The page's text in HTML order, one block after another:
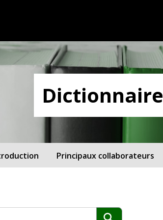
Dictionnaire
Principaux collaborateurs